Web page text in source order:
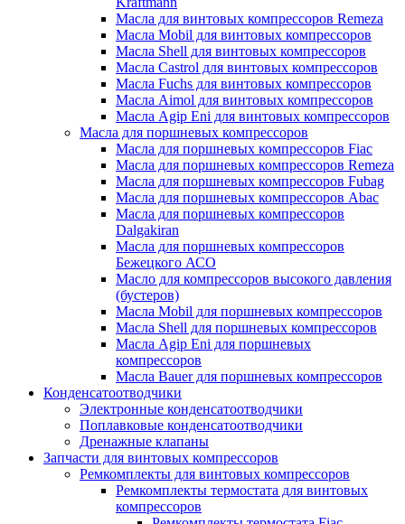
Масла для винтовых компрессоров Remeza
Масла Mobil для винтовых компрессоров
Масла Shell для винтовых компрессоров
Масла Castrol для винтовых компрессоров
Масла Fuchs для винтовых компрессоров
Масла Aimol для винтовых компрессоров
Масла Agip Eni для винтовых компрессоров
Масла для поршневых компрессоров
Масла для поршневых компрессоров Fiac
Масла для поршневых компрессоров Remeza
Масла для поршневых компрессоров Fubag
Масла для поршневых компрессоров Abac
Масла для поршневых компрессоров
Dalgakiran
Масла для поршневых компрессоров
Бежецкого АСО
Масло для компрессоров высокого давления
(бустеров)
Масла Mobil для поршневых компрессоров
Масла Shell для поршневых компрессоров
Масла Agip Eni для поршневых
компрессоров
Масла Bauer для поршневых компрессоров
Конденсатоотводчики
Электронные конденсатоотводчики
Поплавковые конденсатоотводчики
Дренажные клапаны
Запчасти для винтовых компрессоров
Ремкомплекты для винтовых компрессоров
Ремкомплекты термостата для винтовых
компрессоров